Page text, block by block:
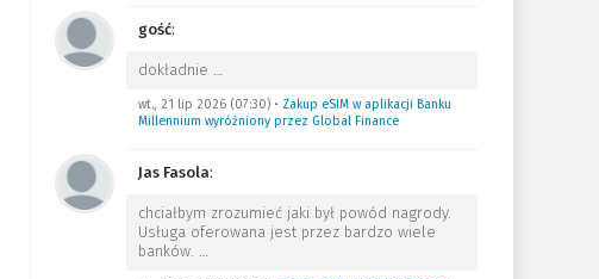
gość:
dokładnie …
wt., 21 lip 2026 (07:30)• Zakup eSIM w aplikacji Banku
Millennium wyróżniony przez Global Finance
Jas Fasola:
chciałbym zrozumieć jaki był powód nagrody.
Usługa oferowana jest przez bardzo wiele
banków. …